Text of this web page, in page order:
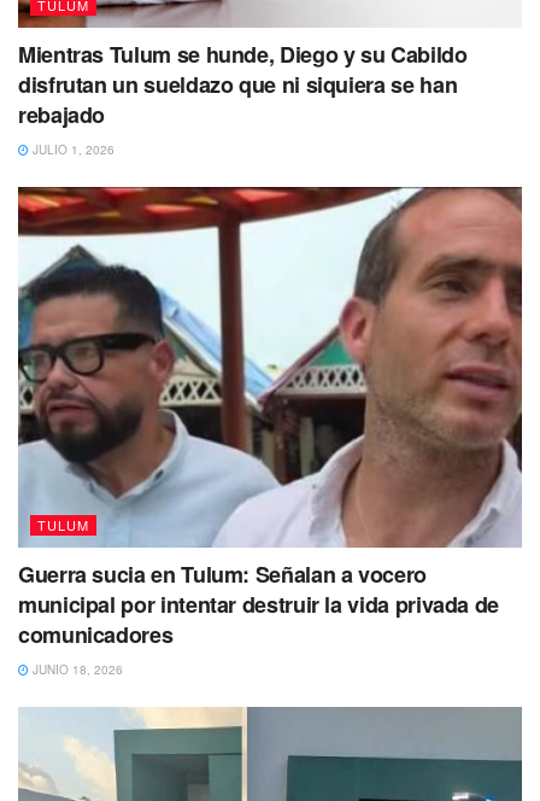
TULUM
Mientras Tulum se hunde, Diego y su Cabildo
disfrutan un sueldazo que ni siquiera se han
rebajado
JULIO 1, 2026
TULUM
Guerra sucia en Tulum: Señalan a vocero
municipal por intentar destruir la vida privada de
comunicadores
JUNIO 18, 2026